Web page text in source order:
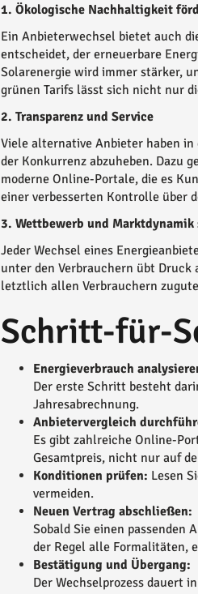
1. Ökologische Nachhaltigkeit
Ein Anbieterwechsel bietet auch
entscheidet, der erneuerbare
Solarenergie wird immer stärker,
grünen Tarifs lässt sich nicht nur
2. Transparenz und Service
Viele alternative Anbieter haben in
der Konkurrenz abzuheben. Dazu
moderne Online-Portale, die es
einer verbesserten Kontrolle über
3. Wettbewerb und Marktdynamik
Jeder Wechsel eines
unter den Verbrauchern übt Druck
letztlich allen Verbrauchern
Schritt-für-
Energieverbrauch
Der erste Schritt besteht
Jahresabrechnung.
Anbietervergleich
Es gibt zahlreiche Online-
Gesamtpreis, nicht nur auf
Konditionen prüfen: Lesen
vermeiden.
Neuen Vertrag abschließen:
Sobald Sie einen passenden
der Regel alle Formalitäten,
Bestätigung und Übergang:
Der Wechselprozess dauert